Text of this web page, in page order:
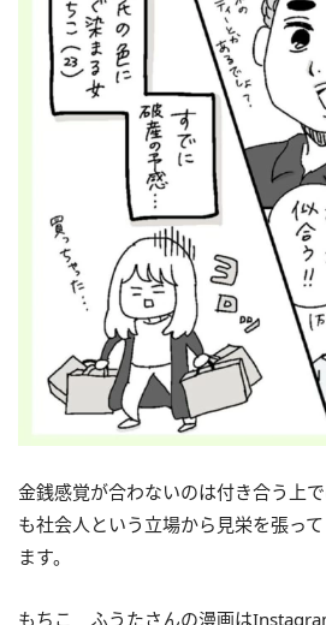
金銭感覚が合わないのは付き合う上
も社会人という立場から見栄を張っ
ます。
もちこ ふうたさんの漫画は